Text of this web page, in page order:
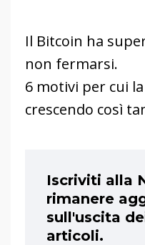
Il Bitcoin ha
non fermarsi.
6 motivi per cui
crescendo così
Iscriviti alla
rimanere
sull'uscita
articoli.